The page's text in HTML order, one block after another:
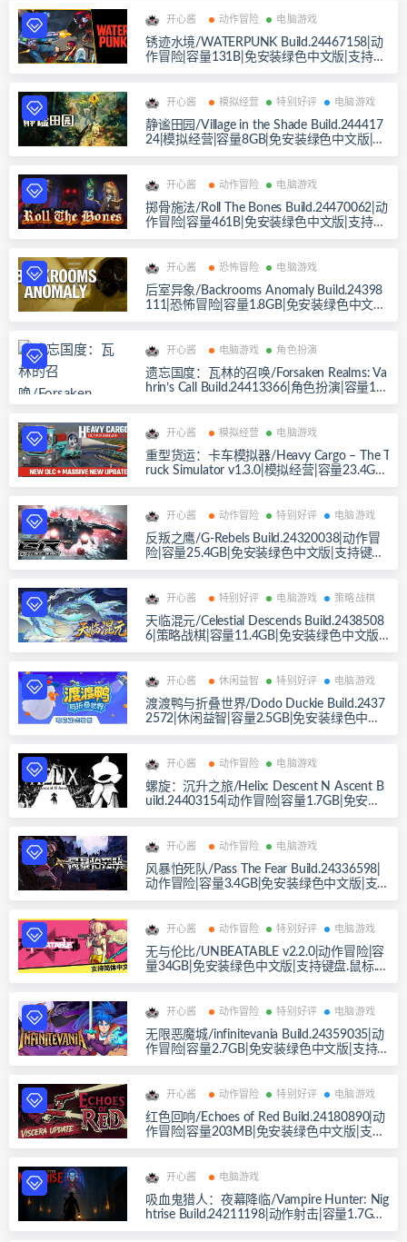
开心酱 动作冒险 电脑游戏
锈迹水境/WATERPUNK Build.24467158|动
作冒险|容量131B|免安装绿色中文版|支持键
盘.鼠标.手柄
开心酱 模拟经营 特别好评 电脑游戏
静谧田园/Village in the Shade Build.244417
24|模拟经营|容量8GB|免安装绿色中文版|支
持键盘.鼠标.手柄
开心酱 动作冒险 电脑游戏
掷骨施法/Roll The Bones Build.24470062|动
作冒险|容量461B|免安装绿色中文版|支持键
盘.鼠标.手柄
开心酱 恐怖冒险 电脑游戏
后室异象/Backrooms Anomaly Build.24398
111|恐怖冒险|容量1.8GB|免安装绿色中文
版|支持键盘.鼠标.手柄
开心酱 电脑游戏 角色扮演
遗忘国度：瓦林的召唤/Forsaken Realms: Va
hrin’s Call Build.24413366|角色扮演|容量19.
6GB|免安装绿色中文版|支持键盘.鼠标.手柄
开心酱 模拟经营 电脑游戏
重型货运：卡车模拟器/Heavy Cargo – The T
ruck Simulator v1.3.0|模拟经营|容量23.4GB|
免安装绿色中文版|支持键盘.鼠标.手柄
开心酱 动作冒险 特别好评 电脑游戏
反叛之鹰/G-Rebels Build.24320038|动作冒
险|容量25.4GB|免安装绿色中文版|支持键盘.
鼠标.手柄
开心酱 特别好评 电脑游戏 策略战棋
天临混元/Celestial Descends Build.2438508
6|策略战棋|容量11.4GB|免安装绿色中文版|
支持键盘.鼠标.手柄
开心酱 休闲益智 特别好评 电脑游戏
渡渡鸭与折叠世界/Dodo Duckie Build.2437
2572|休闲益智|容量2.5GB|免安装绿色中文
版|支持键盘.鼠标.手柄
开心酱 动作冒险 电脑游戏
螺旋：沉升之旅/Helix: Descent N Ascent B
uild.24403154|动作冒险|容量1.7GB|免安装
绿色中文版|支持键盘.鼠标.手柄
开心酱 动作冒险 电脑游戏
风暴怕死队/Pass The Fear Build.24336598|
动作冒险|容量3.4GB|免安装绿色中文版|支
持键盘.鼠标.手柄
开心酱 动作冒险 特别好评 电脑游戏
无与伦比/UNBEATABLE v2.2.0|动作冒险|容
量34GB|免安装绿色中文版|支持键盘.鼠标.
手柄
开心酱 动作冒险 特别好评 电脑游戏
无限恶魔城/infinitevania Build.24359035|动
作冒险|容量2.7GB|免安装绿色中文版|支持
键盘.鼠标.手柄
开心酱 动作冒险 特别好评 电脑游戏
红色回响/Echoes of Red Build.24180890|动
作冒险|容量203MB|免安装绿色中文版|支持
键盘.鼠标.手柄
开心酱 电脑游戏
吸血鬼猎人：夜幕降临/Vampire Hunter: Nig
htrise Build.24211198|动作射击|容量1.7GB|
免安装绿色中文版|支持键盘.鼠标.手柄